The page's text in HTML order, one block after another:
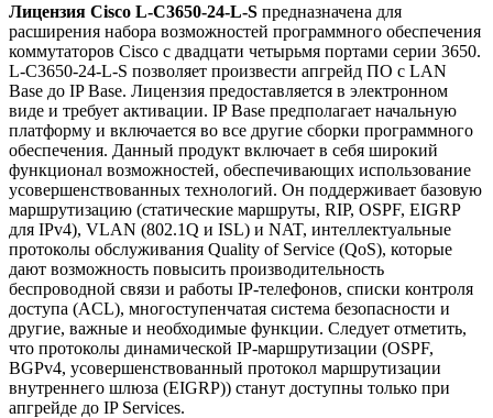
Лицензия Cisco L-C3650-24-L-S предназначена для
расширения набора возможностей программного обеспечения
коммутаторов Cisco c двадцати четырьмя портами серии 3650.
L-C3650-24-L-S позволяет произвести апгрейд ПО с LAN
Base до IP Base. Лицензия предоставляется в электронном
виде и требует активации. IP Base предполагает начальную
платформу и включается во все другие сборки программного
обеспечения. Данный продукт включает в себя широкий
функционал возможностей, обеспечивающих использование
усовершенствованных технологий. Он поддерживает базовую
маршрутизацию (статические маршруты, RIP, OSPF, EIGRP
для IPv4), VLAN (802.1Q и ISL) и NAT, интеллектуальные
протоколы обслуживания Quality of Service (QoS), которые
дают возможность повысить производительность
беспроводной связи и работы IP-телефонов, списки контроля
доступа (ACL), многоступенчатая система безопасности и
другие, важные и необходимые функции. Следует отметить,
что протоколы динамической IP-маршрутизации (OSPF,
BGPv4, усовершенствованный протокол маршрутизации
внутреннего шлюза (EIGRP)) станут доступны только при
апгрейде до IP Services.